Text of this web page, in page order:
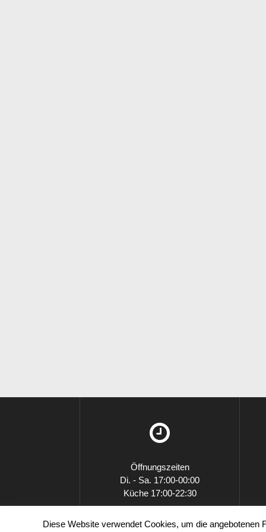
Öffnungszeiten
Di. - Sa. 17:00-00:00
Küche 17:00-22:30
So. 16:00-23:00
Diese Website verwendet Cookies, um die angebotenen